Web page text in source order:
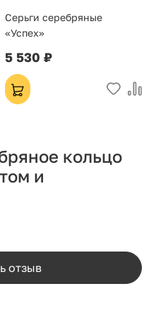
Серьги серебряные
«Успех»
5 530 ₽
кольцо
и
отзыв